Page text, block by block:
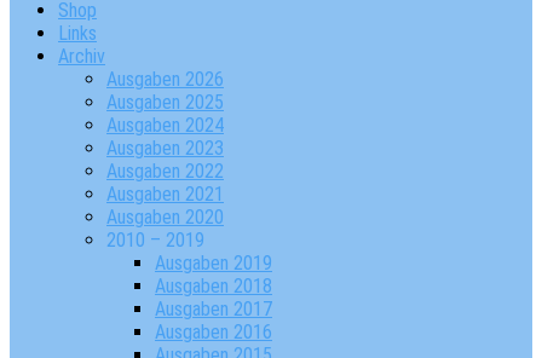
Shop
Links
Archiv
Ausgaben 2026
Ausgaben 2025
Ausgaben 2024
Ausgaben 2023
Ausgaben 2022
Ausgaben 2021
Ausgaben 2020
2010 – 2019
Ausgaben 2019
Ausgaben 2018
Ausgaben 2017
Ausgaben 2016